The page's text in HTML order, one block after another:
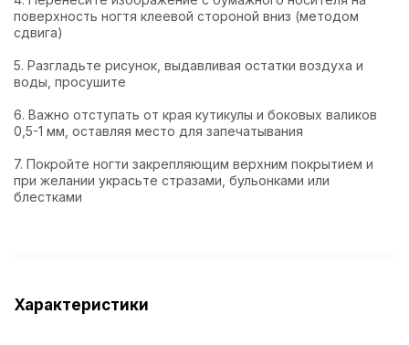
поверхность ногтя клеевой стороной вниз (методом
сдвига)
5. Разгладьте рисунок, выдавливая остатки воздуха и
воды, просушите
6. Важно отступать от края кутикулы и боковых валиков
0,5-1 мм, оставляя место для запечатывания
7. Покройте ногти закрепляющим верхним покрытием и
при желании украсьте стразами, бульонками или
блестками
Характеристики